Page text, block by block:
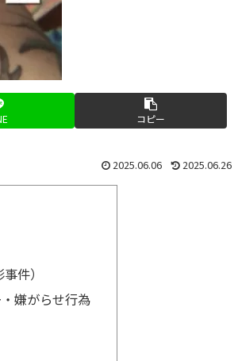
コピー
2025.06.06 2025.06.26
件）
嫌がらせ行為